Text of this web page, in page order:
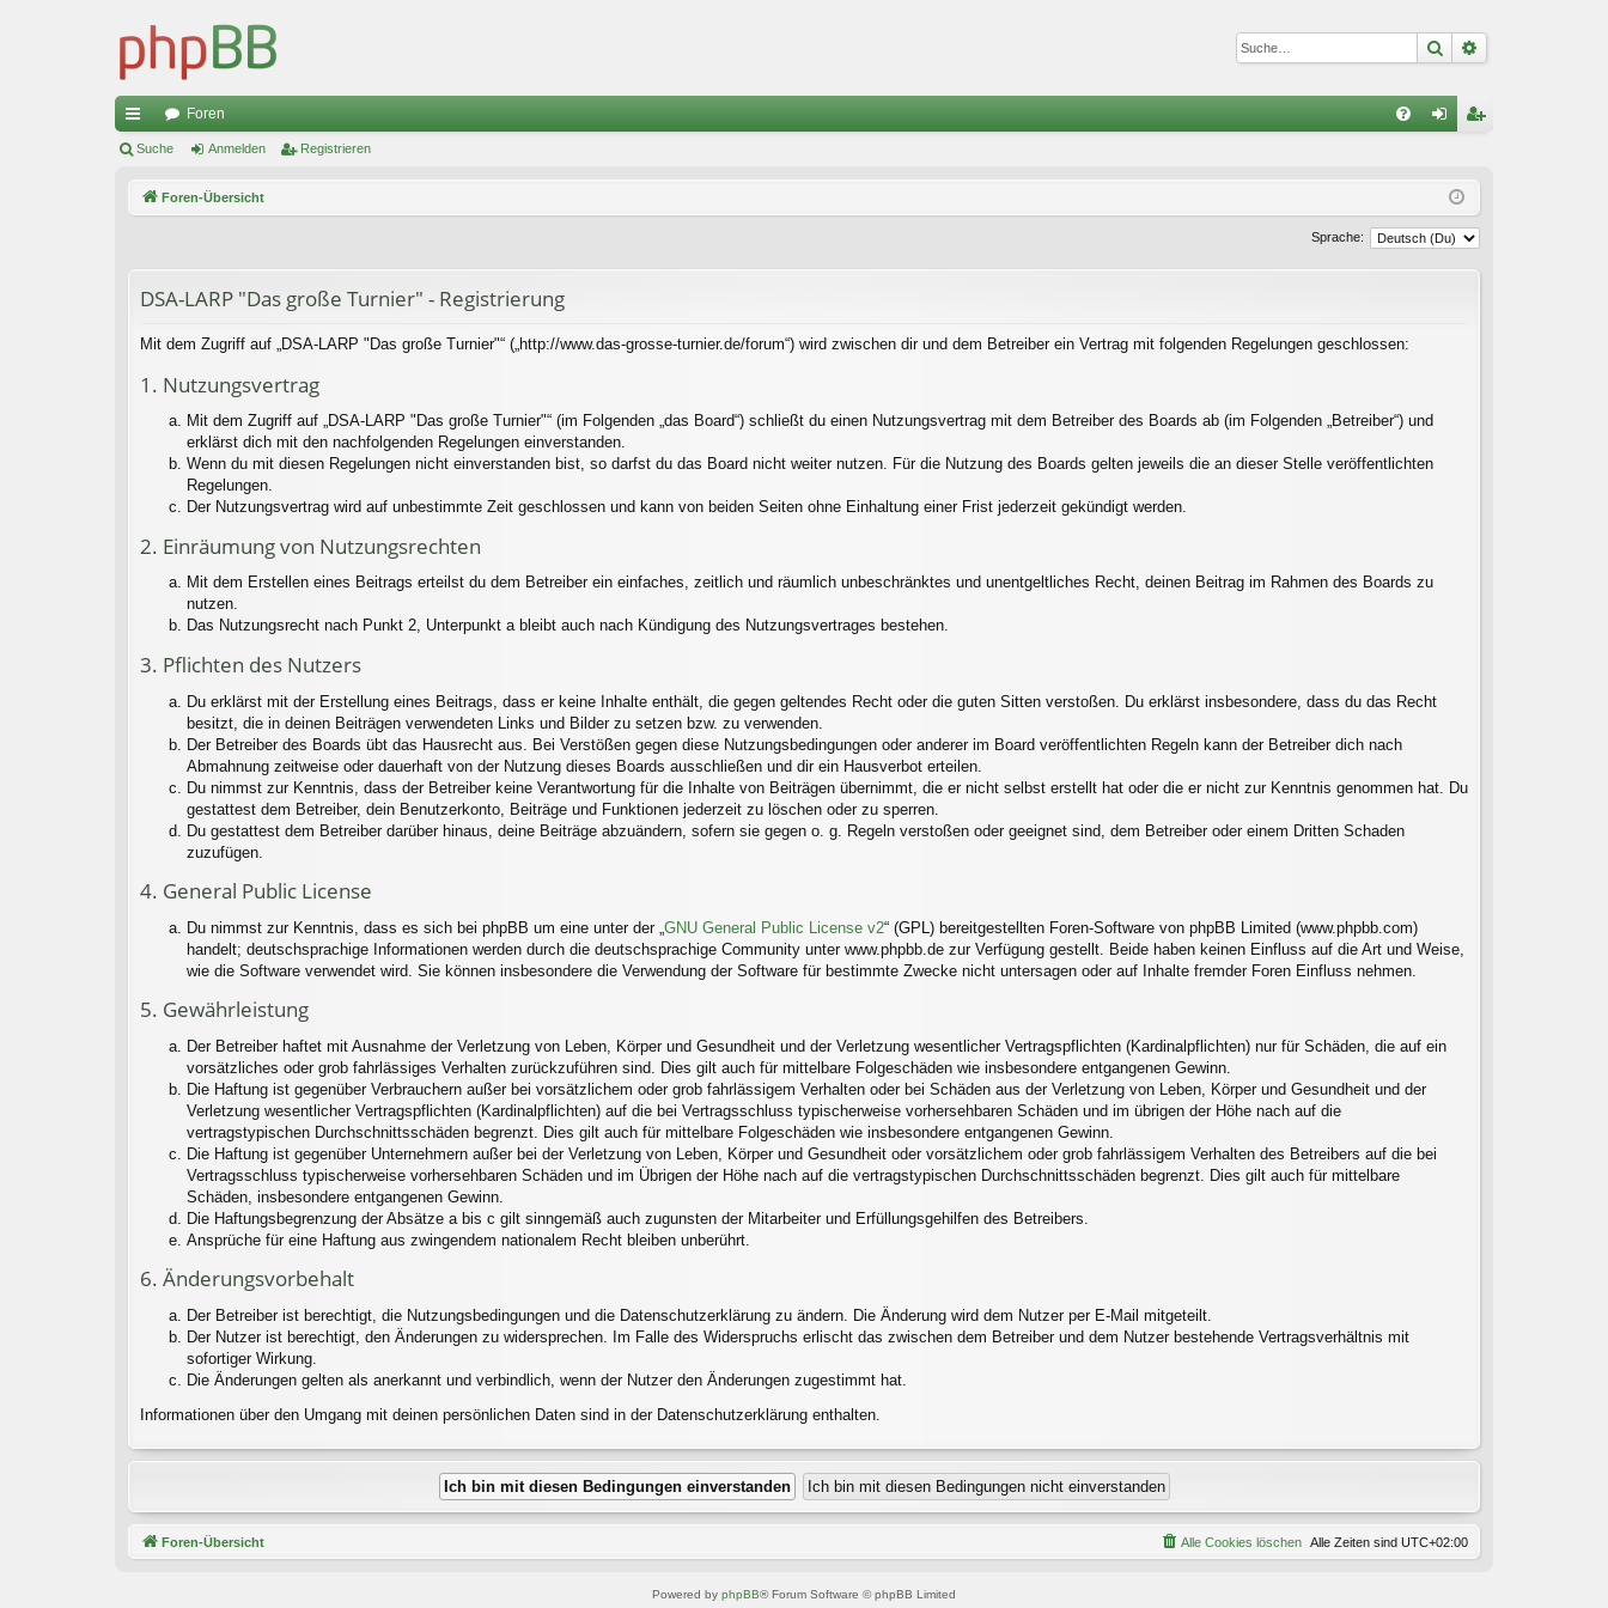
Suche
ch
Foren
ist
Suche Anmelden Registrieren
Foren-Übersicht
Sprache:
DSA-LARP "Das große Turnier" - Registrierung
Mit dem Zugriff auf „DSA-LARP "Das große Turnier"“ („http://www.das-grosse-turnier.de/forum“) wird zwischen dir und dem Betreiber ein Vertrag mit folgenden Regelungen geschlossen:
1. Nutzungsvertrag
Mit dem Zugriff auf „DSA-LARP "Das große Turnier"“ (im Folgenden „das Board“) schließt du einen Nutzungsvertrag mit dem Betreiber des Boards ab (im Folgenden „Betreiber“) und
erklärst dich mit den nachfolgenden Regelungen einverstanden.
Wenn du mit diesen Regelungen nicht einverstanden bist, so darfst du das Board nicht weiter nutzen. Für die Nutzung des Boards gelten jeweils die an dieser Stelle veröffentlichten
Regelungen.
Der Nutzungsvertrag wird auf unbestimmte Zeit geschlossen und kann von beiden Seiten ohne Einhaltung einer Frist jederzeit gekündigt werden.
2. Einräumung von Nutzungsrechten
Mit dem Erstellen eines Beitrags erteilst du dem Betreiber ein einfaches, zeitlich und räumlich unbeschränktes und unentgeltliches Recht, deinen Beitrag im Rahmen des Boards zu
nutzen.
Das Nutzungsrecht nach Punkt 2, Unterpunkt a bleibt auch nach Kündigung des Nutzungsvertrages bestehen.
3. Pflichten des Nutzers
Du erklärst mit der Erstellung eines Beitrags, dass er keine Inhalte enthält, die gegen geltendes Recht oder die guten Sitten verstoßen. Du erklärst insbesondere, dass du das Recht
besitzt, die in deinen Beiträgen verwendeten Links und Bilder zu setzen bzw. zu verwenden.
Der Betreiber des Boards übt das Hausrecht aus. Bei Verstößen gegen diese Nutzungsbedingungen oder anderer im Board veröffentlichten Regeln kann der Betreiber dich nach
Abmahnung zeitweise oder dauerhaft von der Nutzung dieses Boards ausschließen und dir ein Hausverbot erteilen.
Du nimmst zur Kenntnis, dass der Betreiber keine Verantwortung für die Inhalte von Beiträgen übernimmt, die er nicht selbst erstellt hat oder die er nicht zur Kenntnis genommen hat. Du
gestattest dem Betreiber, dein Benutzerkonto, Beiträge und Funktionen jederzeit zu löschen oder zu sperren.
Du gestattest dem Betreiber darüber hinaus, deine Beiträge abzuändern, sofern sie gegen o. g. Regeln verstoßen oder geeignet sind, dem Betreiber oder einem Dritten Schaden
zuzufügen.
4. General Public License
Du nimmst zur Kenntnis, dass es sich bei phpBB um eine unter der „ GNU General Public License v2“ (GPL) bereitgestellten Foren-Software von phpBB Limited (www.phpbb.com)
handelt; deutschsprachige Informationen werden durch die deutschsprachige Community unter www.phpbb.de zur Verfügung gestellt. Beide haben keinen Einfluss auf die Art und Weise,
wie die Software verwendet wird. Sie können insbesondere die Verwendung der Software für bestimmte Zwecke nicht untersagen oder auf Inhalte fremder Foren Einfluss nehmen.
5. Gewährleistung
Der Betreiber haftet mit Ausnahme der Verletzung von Leben, Körper und Gesundheit und der Verletzung wesentlicher Vertragspflichten (Kardinalpflichten) nur für Schäden, die auf ein
vorsätzliches oder grob fahrlässiges Verhalten zurückzuführen sind. Dies gilt auch für mittelbare Folgeschäden wie insbesondere entgangenen Gewinn.
Die Haftung ist gegenüber Verbrauchern außer bei vorsätzlichem oder grob fahrlässigem Verhalten oder bei Schäden aus der Verletzung von Leben, Körper und Gesundheit und der
Verletzung wesentlicher Vertragspflichten (Kardinalpflichten) auf die bei Vertragsschluss typischerweise vorhersehbaren Schäden und im übrigen der Höhe nach auf die
vertragstypischen Durchschnittsschäden begrenzt. Dies gilt auch für mittelbare Folgeschäden wie insbesondere entgangenen Gewinn.
Die Haftung ist gegenüber Unternehmern außer bei der Verletzung von Leben, Körper und Gesundheit oder vorsätzlichem oder grob fahrlässigem Verhalten des Betreibers auf die bei
Vertragsschluss typischerweise vorhersehbaren Schäden und im Übrigen der Höhe nach auf die vertragstypischen Durchschnittsschäden begrenzt. Dies gilt auch für mittelbare
Schäden, insbesondere entgangenen Gewinn.
Die Haftungsbegrenzung der Absätze a bis c gilt sinngemäß auch zugunsten der Mitarbeiter und Erfüllungsgehilfen des Betreibers.
Ansprüche für eine Haftung aus zwingendem nationalem Recht bleiben unberührt.
6. Änderungsvorbehalt
Der Betreiber ist berechtigt, die Nutzungsbedingungen und die Datenschutzerklärung zu ändern. Die Änderung wird dem Nutzer per E-Mail mitgeteilt.
Der Nutzer ist berechtigt, den Änderungen zu widersprechen. Im Falle des Widerspruchs erlischt das zwischen dem Betreiber und dem Nutzer bestehende Vertragsverhältnis mit
sofortiger Wirkung.
Die Änderungen gelten als anerkannt und verbindlich, wenn der Nutzer den Änderungen zugestimmt hat.
Informationen über den Umgang mit deinen persönlichen Daten sind in der Datenschutzerklärung enthalten.
Foren-Übersicht Alle Zeiten sind UTC+02:00
Alle Cookies löschen
Powered by phpBB® Forum Software © phpBB Limited